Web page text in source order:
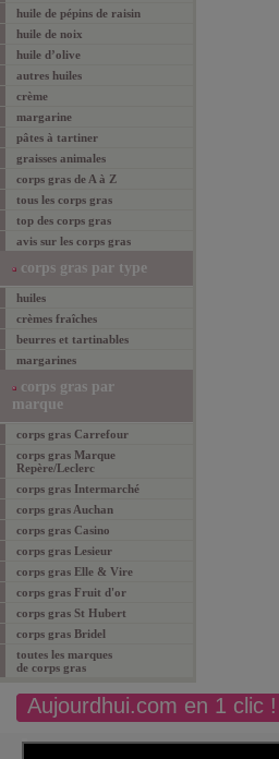
huile de pépins de raisin
huile de noix
huile d’olive
autres huiles
crème
margarine
pâtes à tartiner
graisses animales
corps gras de A à Z
tous les corps gras
top des corps gras
avis sur les corps gras
corps gras par type
huiles
crèmes fraîches
beurres et tartinables
margarines
corps gras par
marque
corps gras Carrefour
corps gras Marque
Repère/Leclerc
corps gras Intermarché
corps gras Auchan
corps gras Casino
corps gras Lesieur
corps gras Elle & Vire
corps gras Fruit d'or
corps gras St Hubert
corps gras Bridel
toutes les marques
de corps gras
Aujourdhui.com en 1 clic !